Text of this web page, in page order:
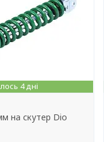
4 дні
на скутер Dio